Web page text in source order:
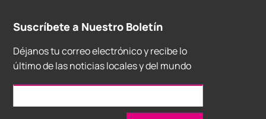
Suscríbete a Nuestro Boletín
Déjanos tu correo electrónico y recibe lo
último de las noticias locales y del mundo